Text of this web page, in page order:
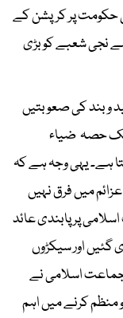
حکومت پر کرپشن کے
نجی شعبے کو بڑی
و بند کی صعوبتیں
حصہ ضیاء
ہے۔ یہی وجہ ہے کہ
میں فرق نہیں
پر پابندی عائد
گئیں اور سیکڑوں
جماعت اسلامی نے
کرنے میں اہم